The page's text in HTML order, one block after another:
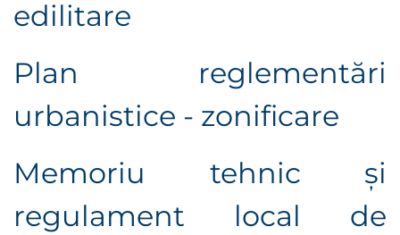
edilitare
Plan reglementări
urbanistice - zonificare
Memoriu tehnic și
regulament local de